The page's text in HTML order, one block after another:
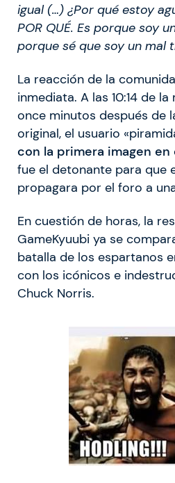
igual (…) ¿Por qué estoy
POR QUÉ. Es porque soy
porque sé que soy un mal
La reacción de la
inmediata. A las 10:14 de la
once minutos después de
original, el usuario
con la primera imagen en
fue el detonante para que
propagara por el foro a
En cuestión de horas, la
GameKyuubi ya se
batalla de los espartanos
con los icónicos e
Chuck Norris.